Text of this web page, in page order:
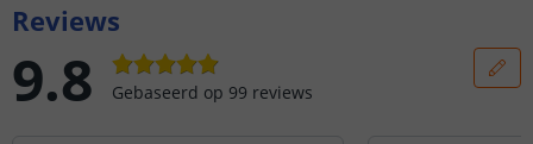
Reviews
9.8 Gebaseerd op 99 reviews